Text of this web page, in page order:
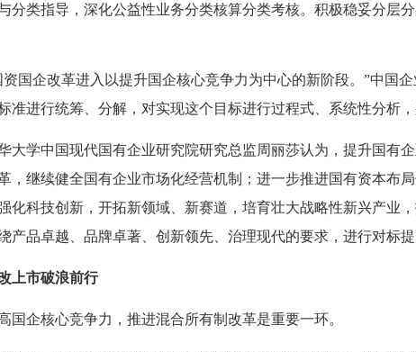
分类指导，深化公益性业务分类核算分类考核。积极稳妥分层
企改革进入以提升国企核心竞争力为中心的新阶段。”中国企
准进行统筹、分解，对实现这个目标进行过程式、系统性分析，
学中国现代国有企业研究院研究总监周丽莎认为，提升国有
，继续健全国有企业市场化经营机制；进一步推进国有资本布
化科技创新，开拓新领域、新赛道，培育壮大战略性新兴产业
产品卓越、品牌卓著、创新领先、治理现代的要求，进行对标提
上市破浪前行
企核心竞争力，推进混合所有制改革是重要一环。